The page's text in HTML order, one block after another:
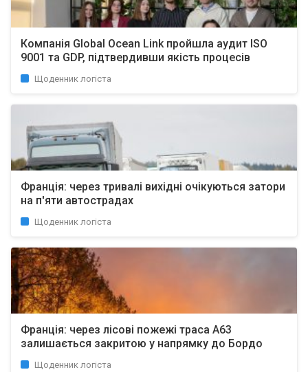
Компанія Global Ocean Link пройшла аудит ISO
9001 та GDP, підтвердивши якість процесів
Щоденник логіста
Франція: через тривалі вихідні очікуються затори
на п'яти автострадах
Щоденник логіста
Франція: через лісові пожежі траса A63
залишається закритою у напрямку до Бордо
Щоденник логіста